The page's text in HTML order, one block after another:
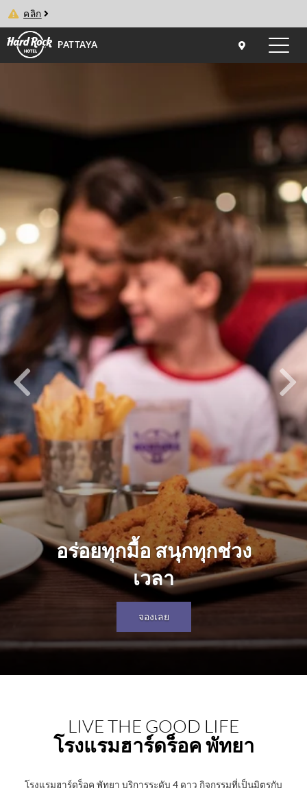
คลิก
Toggle
PATTAYA
Pause
สนุกทุกช่วง
เวลา
ROCK
HOTEL
PATAYA
LIVE THE GOOD LIFE
โรงแรมฮาร์ดร็อค พัทยา
โรงแรมฮาร์ดร็อค พัทยา บริการระดับ 4 ดาว กิจกรรมที่เป็นมิตรกับ